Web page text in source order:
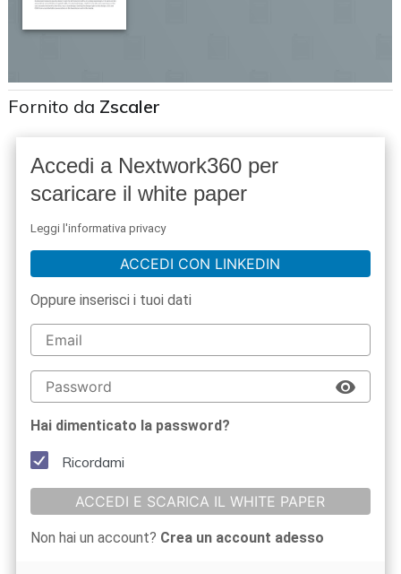
Fornito da Zscaler
Accedi a Nextwork360 per
scaricare il white paper
Leggi l'informativa privacy
ACCEDI CON LINKEDIN
Oppure inserisci i tuoi dati
Hai dimenticato la password?
Ricordami
ACCEDI E SCARICA IL WHITE PAPER
Non hai un account? Crea un account adesso